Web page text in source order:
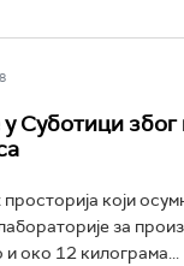
Суботици
који
за
око 12 килограма...